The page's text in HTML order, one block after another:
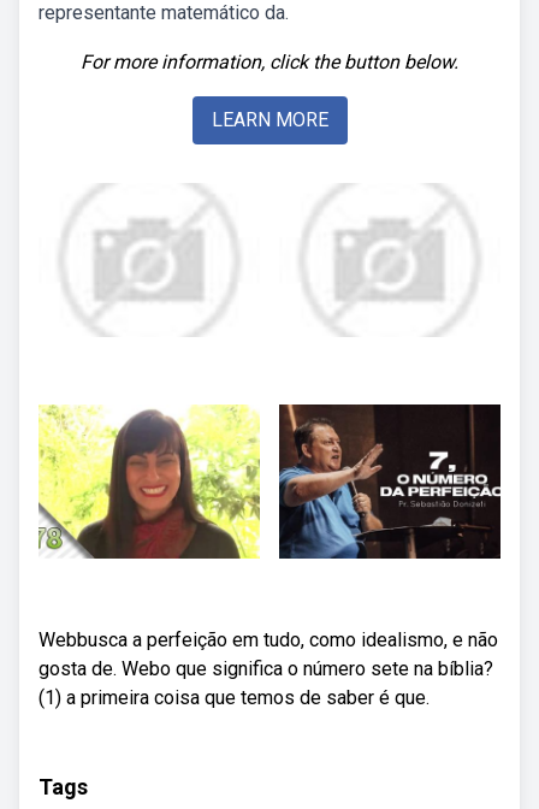
representante matemático da.
For more information, click the button below.
LEARN MORE
Webbusca a perfeição em tudo, como idealismo, e não
gosta de. Webo que significa o número sete na bíblia?
(1) a primeira coisa que temos de saber é que.
Tags